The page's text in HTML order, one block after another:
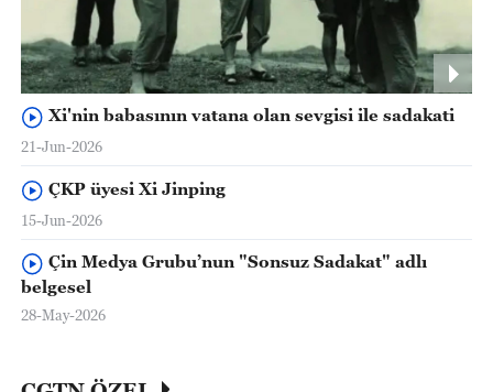
Xi'nin babasının vatana olan sevgisi ile sadakati
21-Jun-2026
ÇKP üyesi Xi Jinping
15-Jun-2026
Çin Medya Grubu’nun "Sonsuz Sadakat" adlı
belgesel
28-May-2026